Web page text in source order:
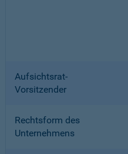
Aufsichtsrat-
Vorsitzender
Rechtsform des
Unternehmens